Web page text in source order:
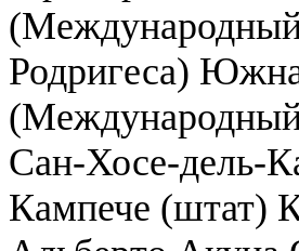
(Международный
Родригеса)
Сан-Хосе-дель-
Кампече (штат)